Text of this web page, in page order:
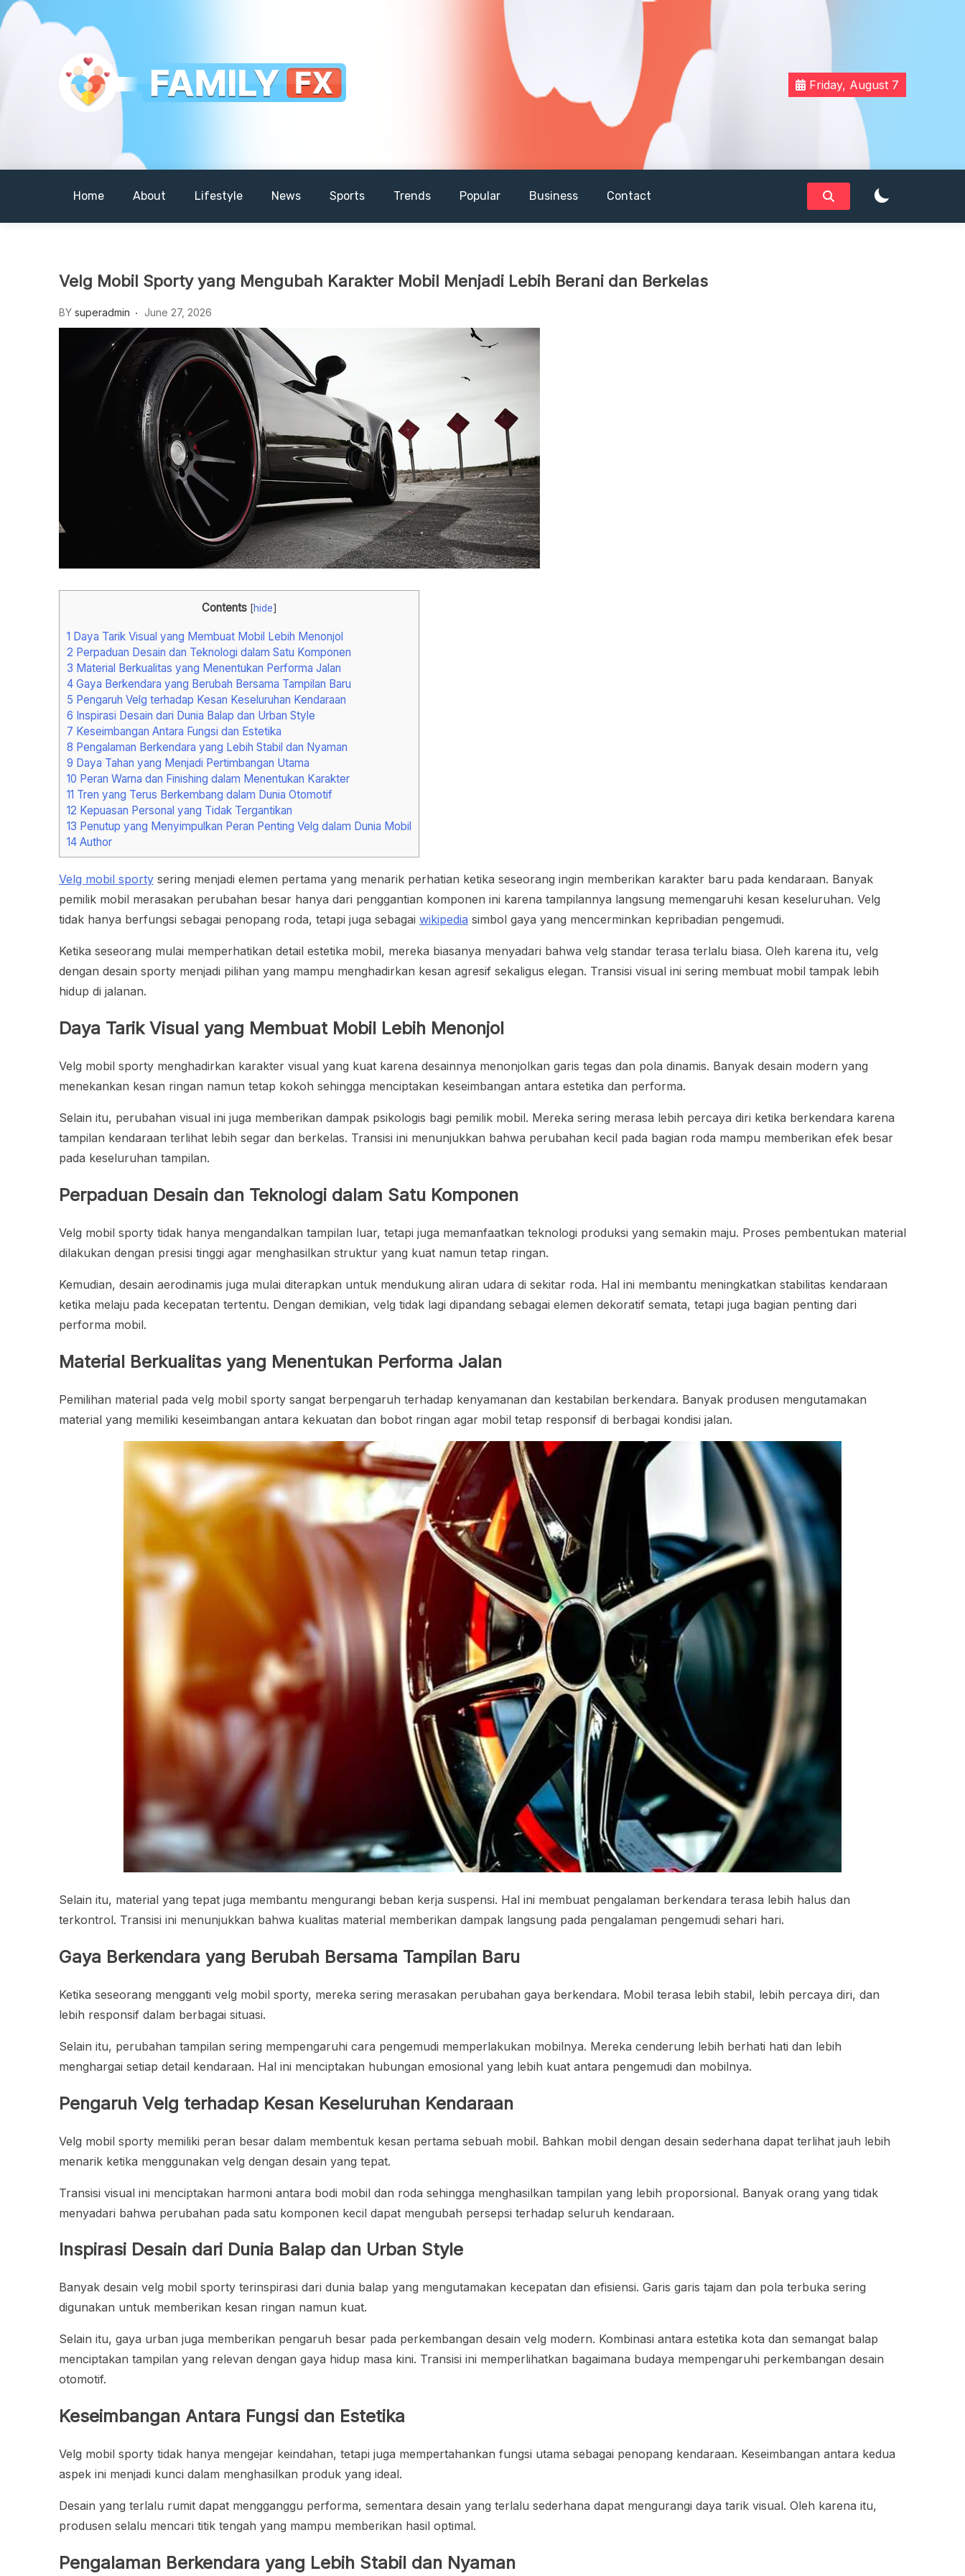
Skip
to
Familyfx
Your Daily Dose of Family Wisdom
Friday, August 7
Home About Lifestyle News Sports Trends Popular Business Contact
Velg Mobil Sporty yang Mengubah Karakter Mobil Menjadi Lebih Berani dan Berkelas
BY superadmin June 27, 2026
Contents [hide]
1 Daya Tarik Visual yang Membuat Mobil Lebih Menonjol
2 Perpaduan Desain dan Teknologi dalam Satu Komponen
3 Material Berkualitas yang Menentukan Performa Jalan
4 Gaya Berkendara yang Berubah Bersama Tampilan Baru
5 Pengaruh Velg terhadap Kesan Keseluruhan Kendaraan
6 Inspirasi Desain dari Dunia Balap dan Urban Style
7 Keseimbangan Antara Fungsi dan Estetika
8 Pengalaman Berkendara yang Lebih Stabil dan Nyaman
9 Daya Tahan yang Menjadi Pertimbangan Utama
10 Peran Warna dan Finishing dalam Menentukan Karakter
11 Tren yang Terus Berkembang dalam Dunia Otomotif
12 Kepuasan Personal yang Tidak Tergantikan
13 Penutup yang Menyimpulkan Peran Penting Velg dalam Dunia Mobil
14 Author
Velg mobil sporty sering menjadi elemen pertama yang menarik perhatian ketika seseorang ingin memberikan karakter baru pada kendaraan. Banyak
pemilik mobil merasakan perubahan besar hanya dari penggantian komponen ini karena tampilannya langsung memengaruhi kesan keseluruhan. Velg
tidak hanya berfungsi sebagai penopang roda, tetapi juga sebagai wikipedia simbol gaya yang mencerminkan kepribadian pengemudi.
Ketika seseorang mulai memperhatikan detail estetika mobil, mereka biasanya menyadari bahwa velg standar terasa terlalu biasa. Oleh karena itu, velg
dengan desain sporty menjadi pilihan yang mampu menghadirkan kesan agresif sekaligus elegan. Transisi visual ini sering membuat mobil tampak lebih
hidup di jalanan.
Daya Tarik Visual yang Membuat Mobil Lebih Menonjol
Velg mobil sporty menghadirkan karakter visual yang kuat karena desainnya menonjolkan garis tegas dan pola dinamis. Banyak desain modern yang
menekankan kesan ringan namun tetap kokoh sehingga menciptakan keseimbangan antara estetika dan performa.
Selain itu, perubahan visual ini juga memberikan dampak psikologis bagi pemilik mobil. Mereka sering merasa lebih percaya diri ketika berkendara karena
tampilan kendaraan terlihat lebih segar dan berkelas. Transisi ini menunjukkan bahwa perubahan kecil pada bagian roda mampu memberikan efek besar
pada keseluruhan tampilan.
Perpaduan Desain dan Teknologi dalam Satu Komponen
Velg mobil sporty tidak hanya mengandalkan tampilan luar, tetapi juga memanfaatkan teknologi produksi yang semakin maju. Proses pembentukan material
dilakukan dengan presisi tinggi agar menghasilkan struktur yang kuat namun tetap ringan.
Kemudian, desain aerodinamis juga mulai diterapkan untuk mendukung aliran udara di sekitar roda. Hal ini membantu meningkatkan stabilitas kendaraan
ketika melaju pada kecepatan tertentu. Dengan demikian, velg tidak lagi dipandang sebagai elemen dekoratif semata, tetapi juga bagian penting dari
performa mobil.
Material Berkualitas yang Menentukan Performa Jalan
Pemilihan material pada velg mobil sporty sangat berpengaruh terhadap kenyamanan dan kestabilan berkendara. Banyak produsen mengutamakan
material yang memiliki keseimbangan antara kekuatan dan bobot ringan agar mobil tetap responsif di berbagai kondisi jalan.
Selain itu, material yang tepat juga membantu mengurangi beban kerja suspensi. Hal ini membuat pengalaman berkendara terasa lebih halus dan
terkontrol. Transisi ini menunjukkan bahwa kualitas material memberikan dampak langsung pada pengalaman pengemudi sehari hari.
Gaya Berkendara yang Berubah Bersama Tampilan Baru
Ketika seseorang mengganti velg mobil sporty, mereka sering merasakan perubahan gaya berkendara. Mobil terasa lebih stabil, lebih percaya diri, dan
lebih responsif dalam berbagai situasi.
Selain itu, perubahan tampilan sering mempengaruhi cara pengemudi memperlakukan mobilnya. Mereka cenderung lebih berhati hati dan lebih
menghargai setiap detail kendaraan. Hal ini menciptakan hubungan emosional yang lebih kuat antara pengemudi dan mobilnya.
Pengaruh Velg terhadap Kesan Keseluruhan Kendaraan
Velg mobil sporty memiliki peran besar dalam membentuk kesan pertama sebuah mobil. Bahkan mobil dengan desain sederhana dapat terlihat jauh lebih
menarik ketika menggunakan velg dengan desain yang tepat.
Transisi visual ini menciptakan harmoni antara bodi mobil dan roda sehingga menghasilkan tampilan yang lebih proporsional. Banyak orang yang tidak
menyadari bahwa perubahan pada satu komponen kecil dapat mengubah persepsi terhadap seluruh kendaraan.
Inspirasi Desain dari Dunia Balap dan Urban Style
Banyak desain velg mobil sporty terinspirasi dari dunia balap yang mengutamakan kecepatan dan efisiensi. Garis garis tajam dan pola terbuka sering
digunakan untuk memberikan kesan ringan namun kuat.
Selain itu, gaya urban juga memberikan pengaruh besar pada perkembangan desain velg modern. Kombinasi antara estetika kota dan semangat balap
menciptakan tampilan yang relevan dengan gaya hidup masa kini. Transisi ini memperlihatkan bagaimana budaya mempengaruhi perkembangan desain
otomotif.
Keseimbangan Antara Fungsi dan Estetika
Velg mobil sporty tidak hanya mengejar keindahan, tetapi juga mempertahankan fungsi utama sebagai penopang kendaraan. Keseimbangan antara kedua
aspek ini menjadi kunci dalam menghasilkan produk yang ideal.
Desain yang terlalu rumit dapat mengganggu performa, sementara desain yang terlalu sederhana dapat mengurangi daya tarik visual. Oleh karena itu,
produsen selalu mencari titik tengah yang mampu memberikan hasil optimal.
Pengalaman Berkendara yang Lebih Stabil dan Nyaman